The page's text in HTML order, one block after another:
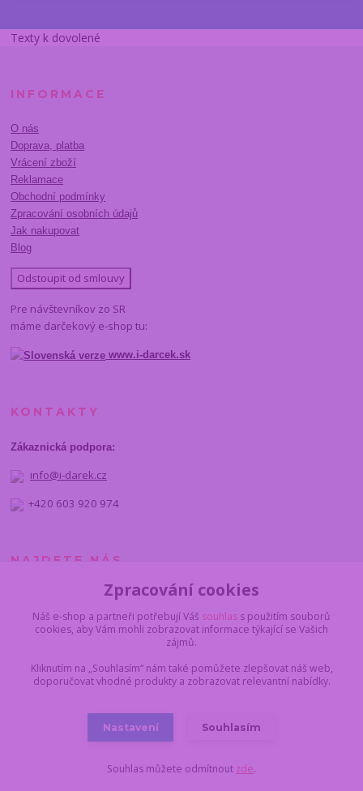
Texty k dovolené
INFORMACE
O nás
Doprava, platba
Vrácení zboží
Reklamace
Obchodní podmínky
Zpracování osobních údajů
Jak nakupovat
Blog
Odstoupit od smlouvy
Pre návštevníkov zo SR
máme darčekový e-shop tu:
www.i-darcek.sk
KONTAKTY
Zákaznická podpora:
info@i-darek.cz
+420 603 920 974
NAJDETE NÁS
Vytvořeno na
Eshop-rychle.cz
Zpracování cookies
Náš e-shop a partneři potřebují Váš souhlas s použitím souborů
cookies, aby Vám mohli zobrazovat informace týkající se Vašich
zájmů.
Kliknutím na „Souhlasím“ nám také pomůžete zlepšovat náš web,
doporučovat vhodné produkty a zobrazovat relevantní nabídky.
Nastavení Souhlasím
Souhlas můžete odmítnout zde.